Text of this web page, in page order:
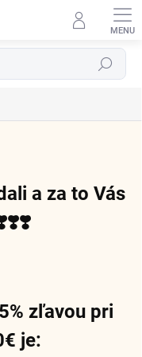
Hľadať
a za to Vás
❣️❣️
zľavou pri
je: